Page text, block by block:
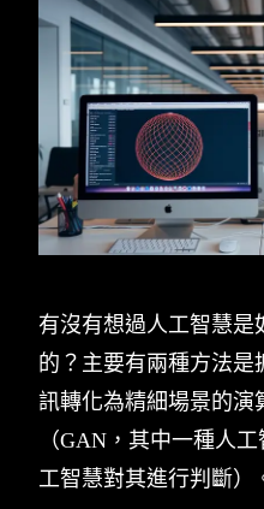
有沒有想過人工智慧是
的？主要有兩種方法
訊轉化為精細場景的演
（GAN，其中一種人
工智慧對其進行判斷）